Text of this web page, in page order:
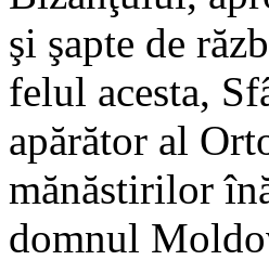
şi şapte de
felul acesta,
apărător al
mănăs­tirilor
domnul